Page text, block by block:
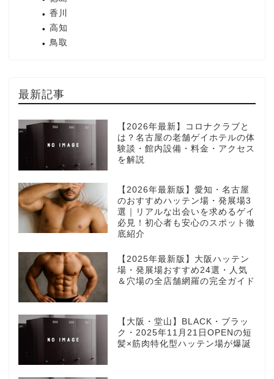
香川
高知
鳥取
最新記事
【2026年最新】コロナクラブと
は？名古屋の老舗ゲイホテルの体
験談・館内設備・料金・アクセス
を解説
【2026年最新版】愛知・名古屋
のおすすめハッテン場・発展場3
選｜リアルな出会いを求めるゲイ
必見！初心者も安心のスポット徹
底紹介
【2025年最新版】大阪ハッテン
場・発展場おすすめ24選・人気
＆穴場の全店舗網羅の完全ガイド
【大阪・堂山】BLACK・ブラッ
ク・2025年11月21日OPENの短
髪×筋肉特化型ハッテン場が爆誕